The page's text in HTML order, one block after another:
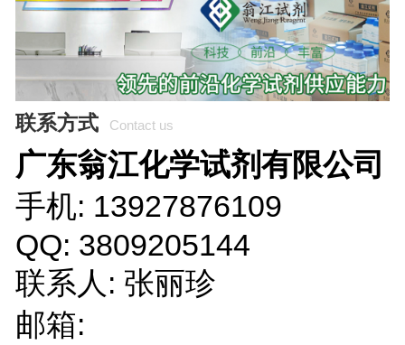
联系方式 Contact us
广东翁江化学试剂有限公司
手机: 13927876109
QQ: 3809205144
联系人: 张丽珍
邮箱: